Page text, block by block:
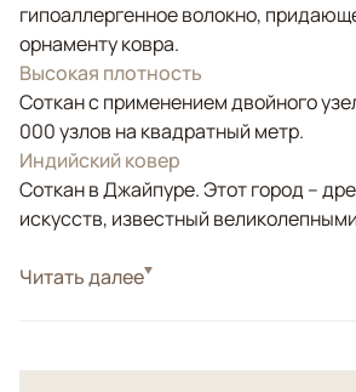
гипоаллергенное волокно,
орнаменту ковра.
Высокая плотность
Соткан с применением двойного
000 узлов на квадратный метр.
Индийский ковер
Соткан в Джайпуре. Этот город –
искусств, известный
СтильСовременные
Читать далее